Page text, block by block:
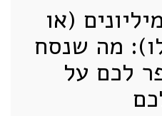
(או
מה שנסח
לכם על